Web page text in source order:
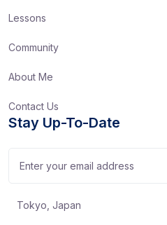
Lessons
Community
About Me
Contact Us
Stay Up-To-Date
Tokyo, Japan